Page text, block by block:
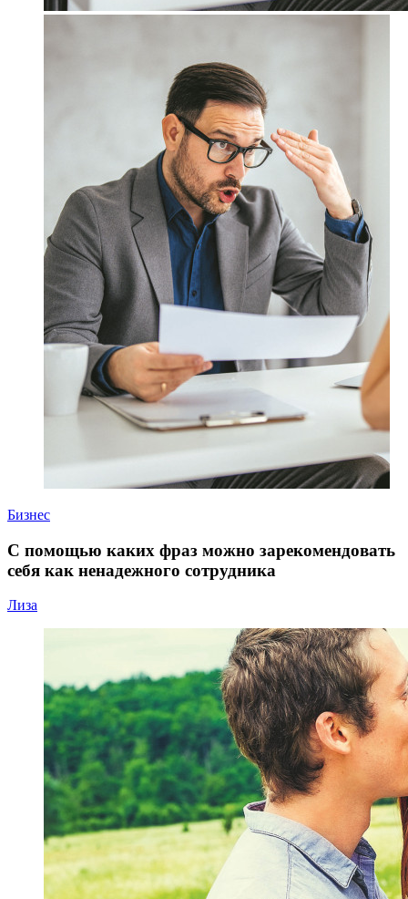
Бизнес
С помощью каких фраз можно зарекомендовать
себя как ненадежного сотрудника
Лиза